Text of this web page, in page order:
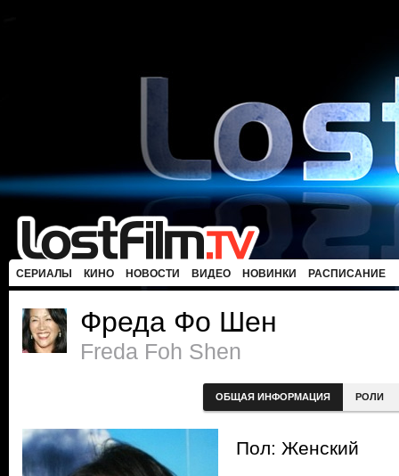
СЕРИАЛЫ КИНО НОВОСТИ ВИДЕО НОВИНКИ РАСПИСАНИЕ
Фреда Фо Шен
Freda Foh Shen
ОБЩАЯ ИНФОРМАЦИЯ РОЛИ
Пол: Женский